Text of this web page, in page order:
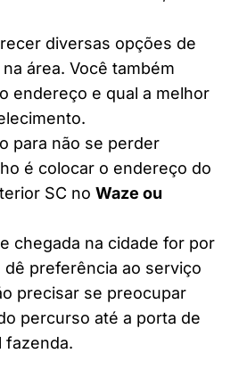
diversas opções de
área. Você também
endereço e qual a melhor
para não se perder
é colocar o endereço do
SC no Waze ou
chegada na cidade for por
dê preferência ao serviço
precisar se preocupar
percurso até a porta de
fazenda.